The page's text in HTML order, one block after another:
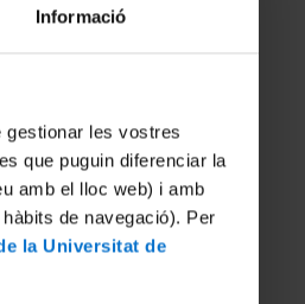
Informació
gestionar les vostres
que puguin diferenciar la
amb el lloc web) i amb
de navegació). Per
la Universitat de